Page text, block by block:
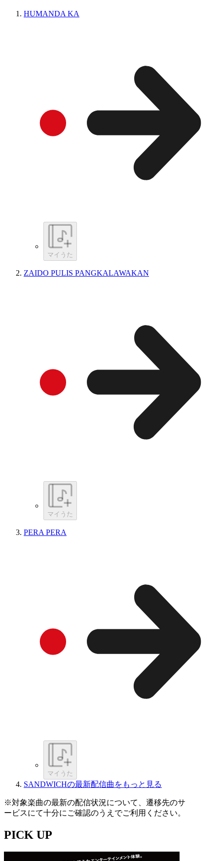
HUMANDA KA
マイうた
ZAIDO PULIS PANGKALAWAKAN
マイうた
PERA PERA
マイうた
SANDWICHの最新配信曲をもっと見る
※対象楽曲の最新の配信状況について、遷移先のサ
ービスにて十分にご確認のうえでご利用ください。
PICK UP